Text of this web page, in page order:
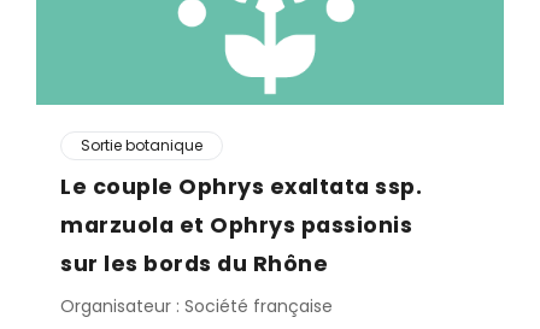
Sortie botanique
Le couple Ophrys exaltata ssp.
marzuola et Ophrys passionis
sur les bords du Rhône
Organisateur : Société française